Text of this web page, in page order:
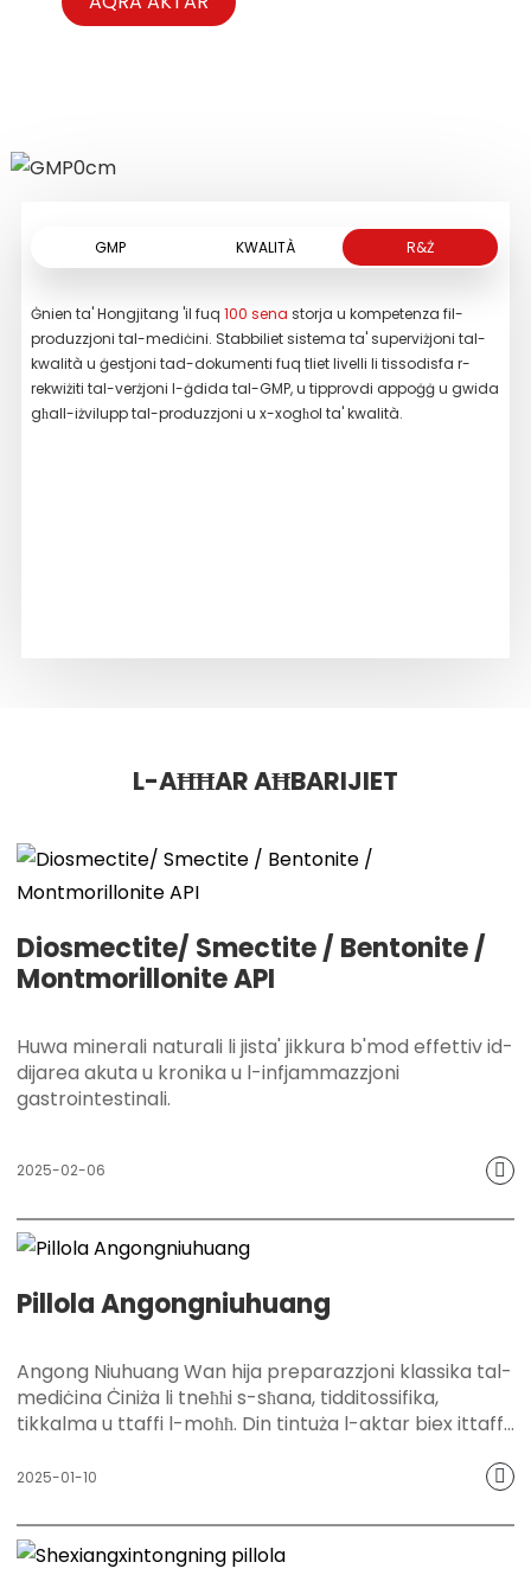
GMP KWALITÀ R&Ż
Ġnien ta' Hongjitang 'il fuq 100 sena storja u kompetenza fil-
produzzjoni tal-mediċini. Stabbiliet sistema ta' superviżjoni tal-
kwalità u ġestjoni tad-dokumenti fuq tliet livelli li tissodisfa r-
rekwiżiti tal-verżjoni l-ġdida tal-GMP, u tipprovdi appoġġ u gwida
għall-iżvilupp tal-produzzjoni u x-xogħol ta' kwalità.
L-AĦĦAR AĦBARIJIET
Diosmectite/ Smectite / Bentonite /
Montmorillonite API
Huwa minerali naturali li jista' jikkura b'mod effettiv id-
dijarea akuta u kronika u l-infjammazzjoni
gastrointestinali.
2025-02-06
Pillola Angongniuhuang
Angong Niuhuang Wan hija preparazzjoni klassika tal-
mediċina Ċiniża li tneħħi s-sħana, tidditossifika,
tikkalma u ttaffi l-moħħ. Din tintuża l-aktar biex ittaffi
mis-sħana u t-tossiċità. Il-formula unika tagħha
musk, u cinnabar, li jistgħu effettivament ineħħu s-
sħana, tidditossifika, tikkalma u ttaffi l-moħħ.
2025-01-10